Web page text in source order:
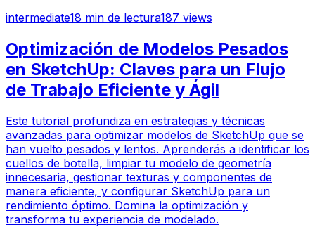
intermediate18 min de lectura187 views
Optimización de Modelos Pesados
en SketchUp: Claves para un Flujo
de Trabajo Eficiente y Ágil
Este tutorial profundiza en estrategias y técnicas
avanzadas para optimizar modelos de SketchUp que se
han vuelto pesados y lentos. Aprenderás a identificar los
cuellos de botella, limpiar tu modelo de geometría
innecesaria, gestionar texturas y componentes de
manera eficiente, y configurar SketchUp para un
rendimiento óptimo. Domina la optimización y
transforma tu experiencia de modelado.